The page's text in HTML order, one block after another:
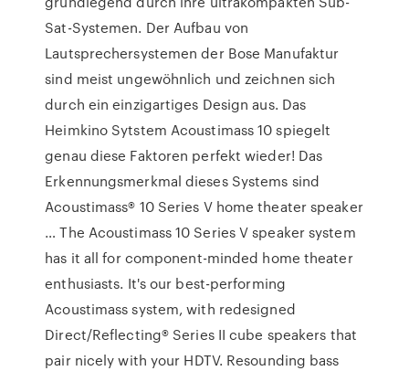
Sat-Systemen. Der Aufbau von
Lautsprechersystemen der Bose Manufaktur
sind meist ungewöhnlich und zeichnen sich
durch ein einzigartiges Design aus. Das
Heimkino Sytstem Acoustimass 10 spiegelt
genau diese Faktoren perfekt wieder! Das
Erkennungsmerkmal dieses Systems sind
Acoustimass® 10 Series V home theater speaker
… The Acoustimass 10 Series V speaker system
has it all for component-minded home theater
enthusiasts. It's our best-performing
Acoustimass system, with redesigned
Direct/Reflecting® Series II cube speakers that
pair nicely with your HDTV. Resounding bass